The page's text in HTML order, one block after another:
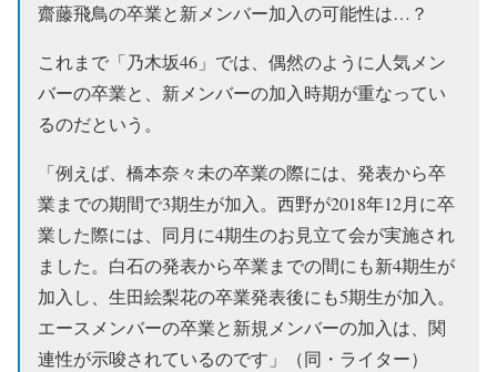
齋藤飛鳥の卒業と新メンバー加入の可能性は…？
これまで「乃木坂46」では、偶然のように人気メン
バーの卒業と、新メンバーの加入時期が重なってい
るのだという。
「例えば、橋本奈々未の卒業の際には、発表から卒
業までの期間で3期生が加入。西野が2018年12月に卒
業した際には、同月に4期生のお見立て会が実施され
ました。白石の発表から卒業までの間にも新4期生が
加入し、生田絵梨花の卒業発表後にも5期生が加入。
エースメンバーの卒業と新規メンバーの加入は、関
連性が示唆されているのです」（同・ライター）